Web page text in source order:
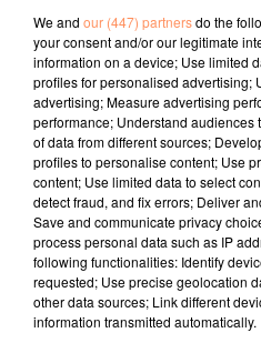
RIVIERA
She Doesn't Mind
JEREMY
l'horoscope
We and our (447) partnersdo the
your consent and/or our legitimate
information on a device; Use limited
profiles for personalised advertising;
advertising; Measure advertising
performance; Understand audiences
of data from different sources;
profiles to personalise content; Use
content; Use limited data to select
detect fraud, and fix errors; Deliver
Save and communicate privacy
process personal data such as IP
following functionalities: Identify
requested; Use precise geolocation
other data sources; Link different
information transmitted automatically.